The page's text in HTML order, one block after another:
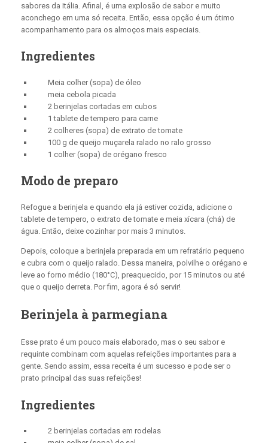
sabores da Itália. Afinal, é uma explosão de sabor e muito
aconchego em uma só receita. Então, essa opção é um ótimo
acompanhamento para os almoços mais especiais.
Ingredientes
Meia colher (sopa) de óleo
meia cebola picada
2 berinjelas cortadas em cubos
1 tablete de tempero para carne
2 colheres (sopa) de extrato de tomate
100 g de queijo muçarela ralado no ralo grosso
1 colher (sopa) de orégano fresco
Modo de preparo
Refogue a berinjela e quando ela já estiver cozida, adicione o
tablete de tempero, o extrato de tomate e meia xícara (chá) de
água. Então, deixe cozinhar por mais 3 minutos.
Depois, coloque a berinjela preparada em um refratário pequeno
e cubra com o queijo ralado. Dessa maneira, polvilhe o orégano e
leve ao forno médio (180°C), preaquecido, por 15 minutos ou até
que o queijo derreta. Por fim, agora é só servir!
Berinjela à parmegiana
Esse prato é um pouco mais elaborado, mas o seu sabor e
requinte combinam com aquelas refeições importantes para a
gente. Sendo assim, essa receita é um sucesso e pode ser o
prato principal das suas refeições!
Ingredientes
2 berinjelas cortadas em rodelas